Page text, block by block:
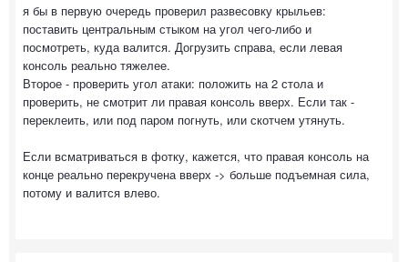
я бы в первую очередь проверил развесовку крыльев:
поставить центральным стыком на угол чего-либо и
посмотреть, куда валится. Догрузить справа, если левая
консоль реально тяжелее.
Второе - проверить угол атаки: положить на 2 стола и
проверить, не смотрит ли правая консоль вверх. Если так -
переклеить, или под паром погнуть, или скотчем утянуть.
Если всматриваться в фотку, кажется, что правая консоль на
конце реально перекручена вверх -> больше подъемная сила,
потому и валится влево.